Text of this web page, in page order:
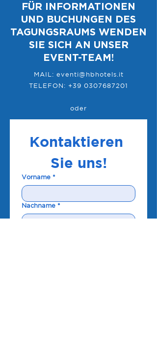
FÜR INFORMATIONEN
UND BUCHUNGEN DES
TAGUNGSRAUMS WENDEN
SIE SICH AN UNSER
EVENT-TEAM!
MAIL: eventi@hbhotels.it
TELEFON: +39 0307687201
oder
Kontaktieren
Sie uns!
Vorname *
Nachname *